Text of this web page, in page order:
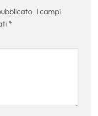
I campi
*